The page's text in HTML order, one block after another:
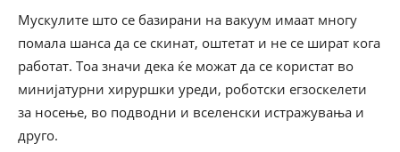
Мускулите што се базирани на вакуум имаат многу
помала шанса да се скинат, оштетат и не се шират кога
работат. Тоа значи дека ќе можат да се користат во
минијатурни хируршки уреди, роботски егзоскелети
за носење, во подводни и вселенски истражувања и
друго.